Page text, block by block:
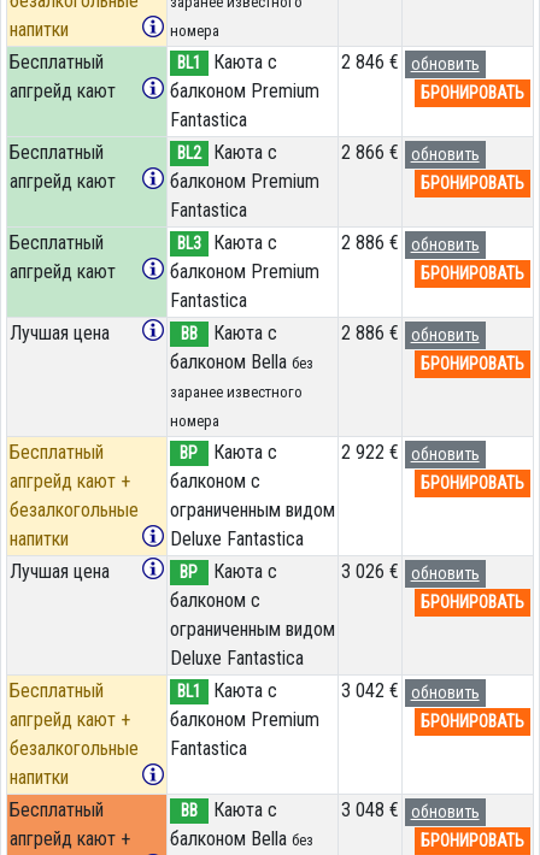
напитки
номера
Бесплатный
апгрейд кают
BL1
Каюта с
балконом Premium
Fantastica
2 846 €
обновить
БРОНИРОВАТЬ
Бесплатный
апгрейд кают
BL2
Каюта с
балконом Premium
Fantastica
2 866 €
обновить
БРОНИРОВАТЬ
Бесплатный
апгрейд кают
BL3
Каюта с
балконом Premium
Fantastica
2 886 €
обновить
БРОНИРОВАТЬ
Лучшая цена BB
Каюта с
балконом Bella без
заранее известного
номера
2 886 €
обновить
БРОНИРОВАТЬ
Бесплатный
апгрейд кают +
безалкогольные
напитки
BP
Каюта с
балконом c
ограниченным видом
Deluxe Fantastica
2 922 €
обновить
БРОНИРОВАТЬ
Лучшая цена BP
Каюта с
балконом c
ограниченным видом
Deluxe Fantastica
3 026 €
обновить
БРОНИРОВАТЬ
Бесплатный
апгрейд кают +
безалкогольные
напитки
BL1
Каюта с
балконом Premium
Fantastica
3 042 €
обновить
БРОНИРОВАТЬ
Бесплатный
апгрейд кают +
BB
Каюта с
балконом Bella без
3 048 €
обновить
БРОНИРОВАТЬ